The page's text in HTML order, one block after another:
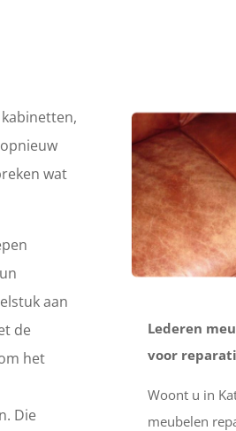
wat
aan
de
het
Die
Lederen
voor
Woont u in
meubelen